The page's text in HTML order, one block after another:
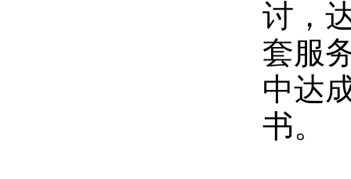
讨，
套服
中达
书。